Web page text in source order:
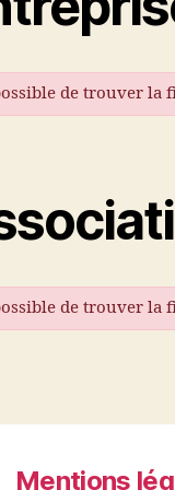
de trouver la
de trouver la
Mentions